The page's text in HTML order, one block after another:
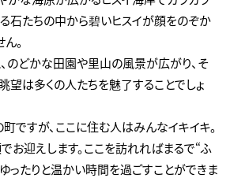
石たちの中から碧いヒスイが顔をのぞか
。
のどかな田園や里山の風景が広がり、そ
望は多くの人たちを魅了することでしょ
ですが、ここに住む人はみんなイキイキ。
お迎えします。ここを訪れればまるで“ふ
ったりと温かい時間を過ごすことができま